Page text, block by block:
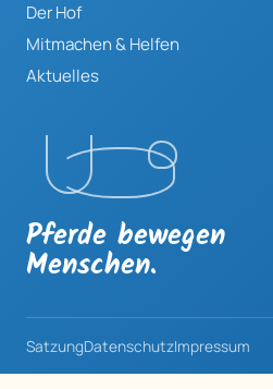
Der Hof
Mitmachen & Helfen
Aktuelles
Pferde bewegen
Menschen.
SatzungDatenschutzImpressum